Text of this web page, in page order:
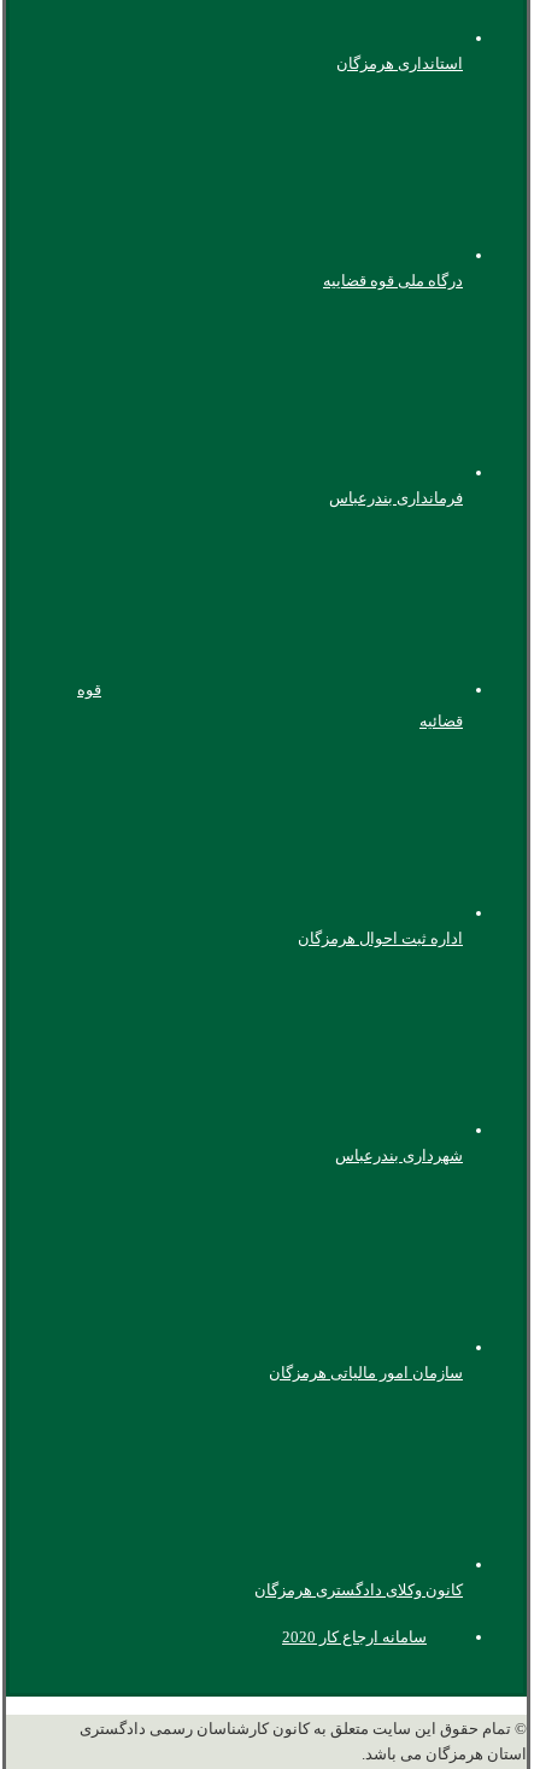
استانداری هرمزگان
درگاه ملی قوه قضاییه
فرمانداری بندرعباس
قوه
قضائیه
اداره ثبت احوال هرمزگان
شهرداری بندرعباس
سازمان امور مالیاتی هرمزگان
کانون وکلای دادگستری هرمزگان
سامانه ارجاع کار 2020
© تمام حقوق این سایت متعلق به کانون کارشناسان رسمی دادگستری
استان هرمزگان می باشد.